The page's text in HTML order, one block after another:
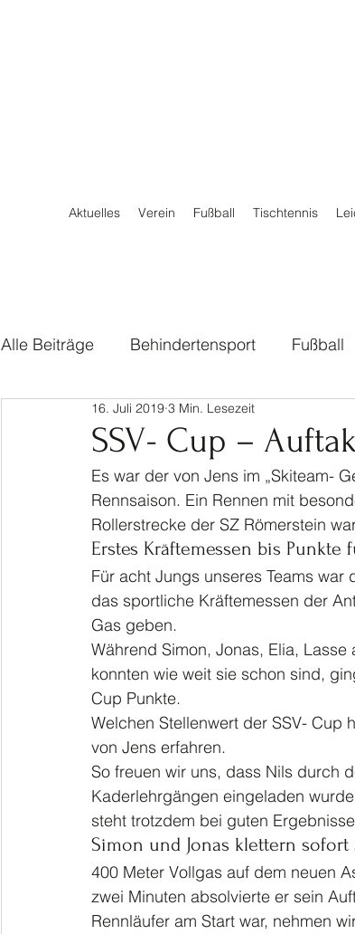
Aktuelles Verein Fußball Tischtennis
Alle Beiträge Behindertensport Fußball
Sinalco Cup 2020 Tischtennis
Allgemein Parasport Kinderturnen
SSV- Cup –
16. Juli 2019 3 Min. Lesezeit
Es war der von Jens im „Skiteam-
Rennsaison. Ein Rennen mit
Rollerstrecke der SZ Römerstein
Erstes Kräftemessen bis Punkte
Für acht Jungs unseres Teams war
das sportliche Kräftemessen der
Gas geben.
Während Simon, Jonas, Elia,
konnten wie weit sie schon sind,
Cup Punkte.
Welchen Stellenwert der SSV- Cup
von Jens erfahren.
So freuen wir uns, dass Nils durch
Kaderlehrgängen eingeladen
steht trotzdem bei guten
Simon und Jonas klettern sofort
400 Meter Vollgas auf dem neuen
zwei Minuten absolvierte er sein
Rennläufer am Start war, nehmen